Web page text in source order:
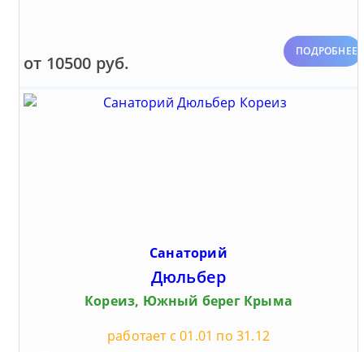
от 10500 руб.
ПОДРОБНЕЕ
Санаторий
Дюльбер
Кореиз, Южный берег Крыма
работает с 01.01 по 31.12